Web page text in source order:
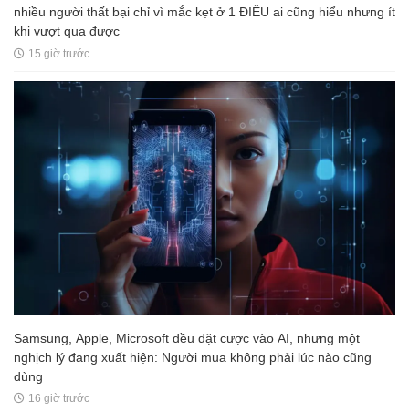
nhiều người thất bại chỉ vì mắc kẹt ở 1 ĐIỀU ai cũng hiểu nhưng ít
khi vượt qua được
15 giờ trước
Samsung, Apple, Microsoft đều đặt cược vào AI, nhưng một
nghịch lý đang xuất hiện: Người mua không phải lúc nào cũng
dùng
16 giờ trước